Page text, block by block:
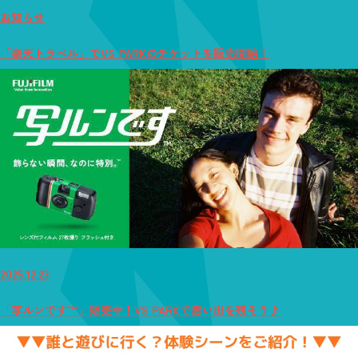
お知らせ
「楽天トラベル」でVS PARKのチケットを販売開始！
2025.12.23
「写ルンです™」販売中！VS PARKで思い出を残そう♪